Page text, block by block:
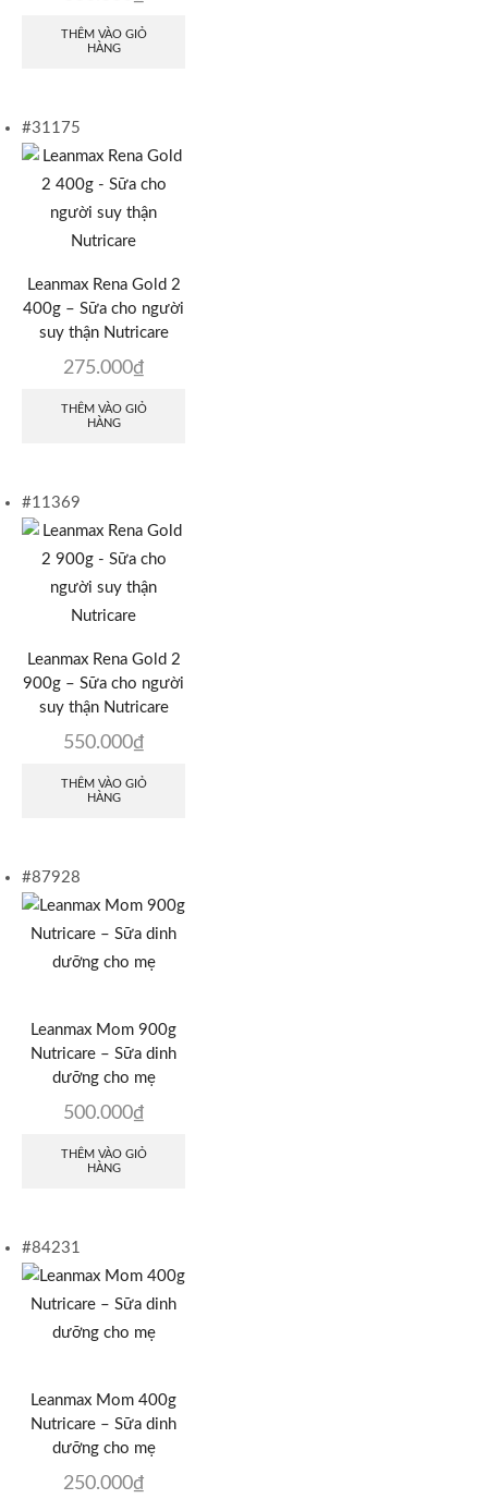
THÊM VÀO GIỎ
HÀNG
#31175
Leanmax Rena Gold 2
400g – Sữa cho người
suy thận Nutricare
275.000₫
THÊM VÀO GIỎ
HÀNG
#11369
Leanmax Rena Gold 2
900g – Sữa cho người
suy thận Nutricare
550.000₫
THÊM VÀO GIỎ
HÀNG
#87928
Leanmax Mom 900g
Nutricare – Sữa dinh
dưỡng cho mẹ
500.000₫
THÊM VÀO GIỎ
HÀNG
#84231
Leanmax Mom 400g
Nutricare – Sữa dinh
dưỡng cho mẹ
250.000₫